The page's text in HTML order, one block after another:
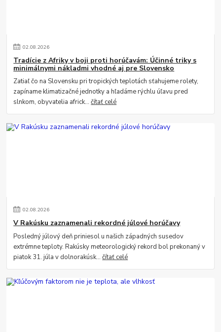
02.08.2026
Tradície z Afriky v boji proti horúčavám: Účinné triky s
minimálnymi nákladmi vhodné aj pre Slovensko
Zatiaľ čo na Slovensku pri tropických teplotách sťahujeme rolety,
zapíname klimatizačné jednotky a hľadáme rýchlu úľavu pred
slnkom, obyvatelia africk...čítať celé
02.08.2026
V Rakúsku zaznamenali rekordné júlové horúčavy
Posledný júlový deň priniesol u našich západných susedov
extrémne teploty. Rakúsky meteorologický rekord bol prekonaný v
piatok 31. júla v dolnorakúsk...čítať celé